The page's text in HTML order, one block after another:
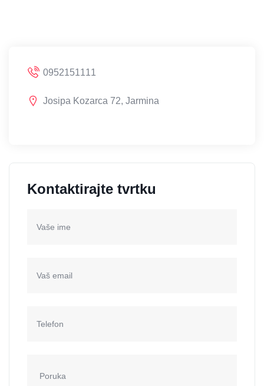
0952151111
Josipa Kozarca 72, Jarmina
Kontaktirajte tvrtku